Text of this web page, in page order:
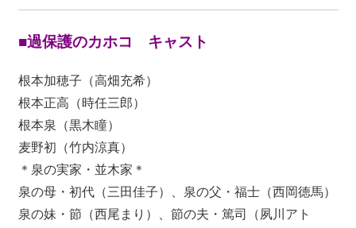
■過保護のカホコ キャスト
根本加穂子（高畑充希）
根本正高（時任三郎）
根本泉（黒木瞳）
麦野初（竹内涼真）
＊泉の実家・並木家＊
泉の母・初代（三田佳子）、泉の父・福士（西岡徳馬）
泉の妹・節（西尾まり）、節の夫・篤司（夙川アト